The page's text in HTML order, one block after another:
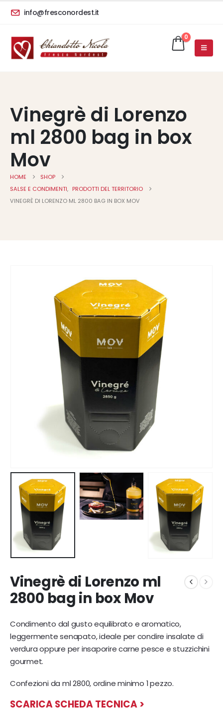
info@fresconordest.it
0
Vinegrè di Lorenzo
ml 2800 bag in box
Mov
HOME
SHOP
SALSE E CONDIMENTI, PRODOTTI DEL TERRITORIO
VINEGRÈ DI LORENZO ML 2800 BAG IN BOX MOV
Vinegrè di Lorenzo ml
2800 bag in box Mov
Condimento dal gusto equilibrato e aromatico,
leggermente senapato, ideale per condire insalate di
verdura oppure per insaporire carne pesce e stuzzichini
gourmet.
Confezioni da ml 2800, ordine minimo 1 pezzo.
SCARICA SCHEDA TECNICA >